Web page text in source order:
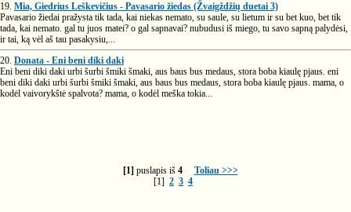
19. Mia, Giedrius Leškevičius - Pavasario žiedas (Žvaigždžių duetai 3)
Pavasario žiedai pražysta tik tada, kai niekas nemato, su saule, su lietum ir su bet kuo, bet tik
tada, kai nemato. gal tu juos matei? o gal sapnavai? nubudusi iš miego, tu savo sapną palydėsi,
ir tai, ką vėl aš tau pasakysiu,...
20. Donata - Eni beni diki daki
Eni beni diki daki urbi šurbi šmiki šmaki, aus baus bus medaus, stora boba kiaulę pjaus. eni
beni diki daki urbi šurbi šmiki šmaki, aus baus bus medaus, stora boba kiaulę pjaus. mama, o
kodėl vaivorykštė spalvota? mama, o kodėl meška tokia...
[1] puslapis iš 4
Toliau >>>
[1] 2 3 4